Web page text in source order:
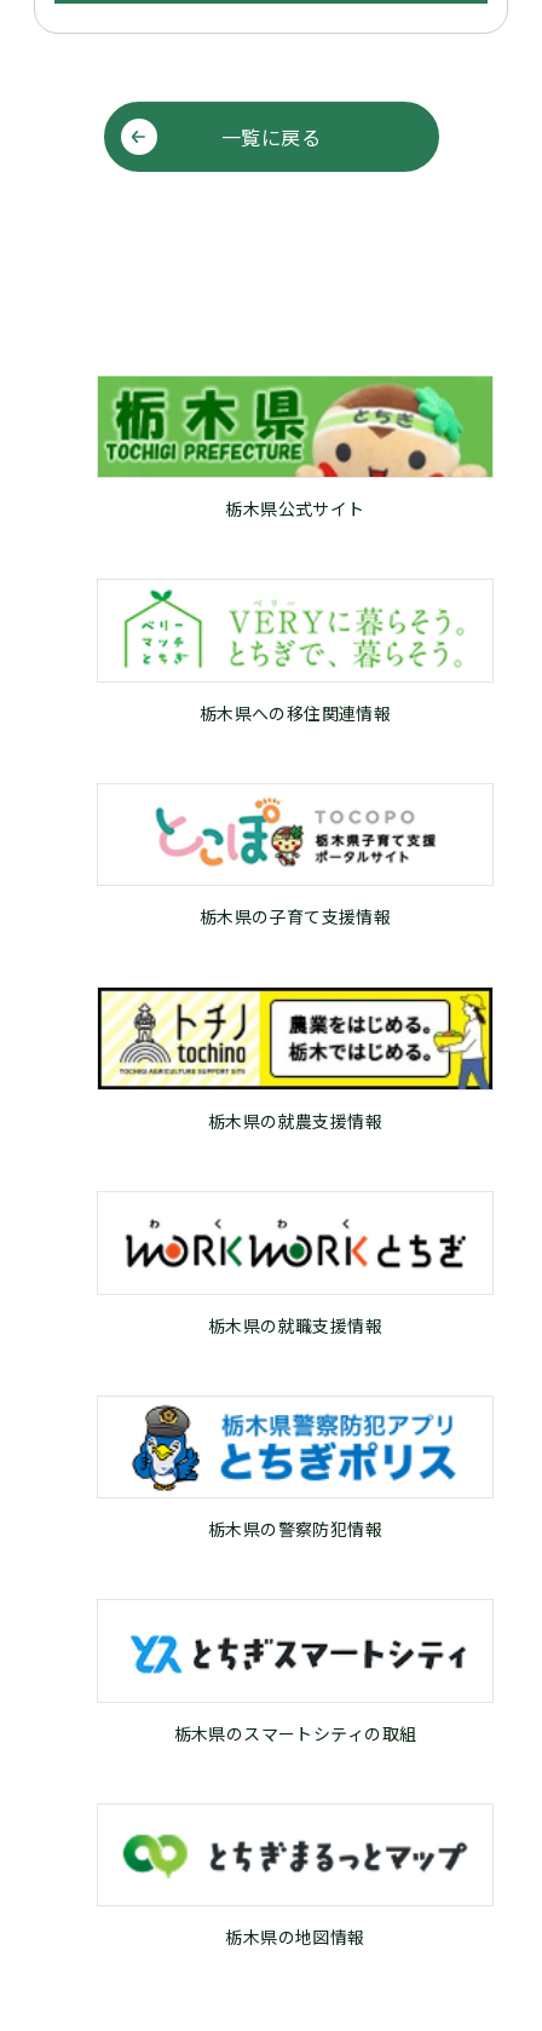
一覧に戻る
栃木県公式サイト
栃木県への移住関連情報
栃木県の子育て支援情報
栃木県の就農支援情報
栃木県の就職支援情報
栃木県の警察防犯情報
栃木県のスマートシティの取組
栃木県の地図情報